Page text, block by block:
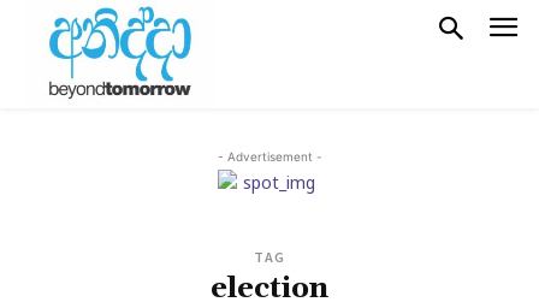
- Advertisement -
TAG
election